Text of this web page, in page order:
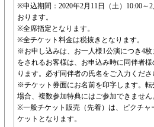
※申込期間：2020年2月11日（土）10:00～
おります。
※全席指定となります。
※全チケット料金は税抜きとなります。
※お申し込みは、お一人様1公演につき4
をされるお客様は、お申込み時に同伴者
ります。必ず同伴者の氏名をご入力くださ
※チケット券面にお名前を印字します。
場合、複数参加特典にはご参加できません
※一般チケット販売（先着）は、ピクチャ
ケットとなります。